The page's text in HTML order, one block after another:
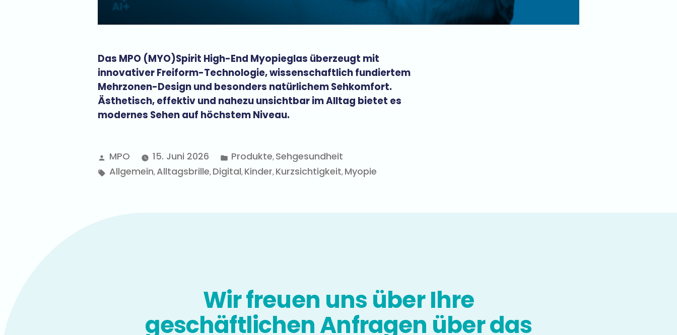
Das MPO (MYO)Spirit High-End Myopieglas überzeugt mit
innovativer Freiform-Technologie, wissenschaftlich fundiertem
Mehrzonen-Design und besonders natürlichem Sehkomfort.
Ästhetisch, effektiv und nahezu unsichtbar im Alltag bietet es
modernes Sehen auf höchstem Niveau.
MPO 15. Juni 2026 Produkte, Sehgesundheit
Allgemein,Alltagsbrille, Digital, Kinder, Kurzsichtigkeit, Myopie
Wir freuen uns über Ihre
geschäftlichen Anfragen über das